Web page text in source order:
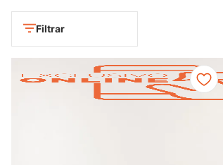
Filtrar
Departamento